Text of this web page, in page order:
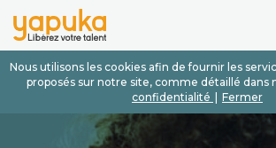
Nous utilisons les cookies afin de fournir les
proposés sur notre site, comme détaillé dans
confidentialité
Fermer